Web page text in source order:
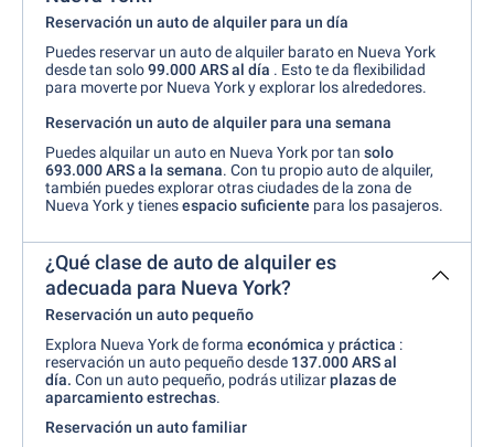
Reservación un auto de alquiler para un día
Puedes reservar un auto de alquiler barato en Nueva York
desde tan solo99.000 ARSal día . Esto te da flexibilidad
para moverte por Nueva York y explorar los alrededores.
Reservación un auto de alquiler para una semana
Puedes alquilar un auto en Nueva York por tan solo
693.000 ARS a la semana. Con tu propio auto de alquiler,
también puedes explorar otras ciudades de la zona de
Nueva York y tienesespacio suficiente para los pasajeros.
¿Qué clase de auto de alquiler es
adecuada para Nueva York?
Reservación un auto pequeño
Explora Nueva York de forma económica ypráctica :
reservación un auto pequeñodesde 137.000 ARS al
día. Con un auto pequeño, podrás utilizarplazas de
aparcamiento estrechas.
Reservación un auto familiar